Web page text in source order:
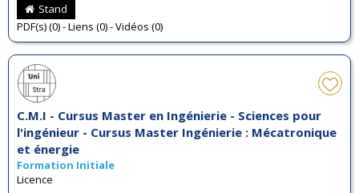
Stand
PDF(s) (0) - Liens (0) - Vidéos (0)
C.M.I - Cursus Master en Ingénierie - Sciences pour
l'ingénieur - Cursus Master Ingénierie : Mécatronique
et énergie
Formation Initiale
Licence